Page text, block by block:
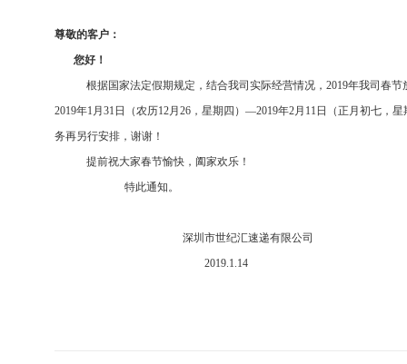
尊敬的客户：
您好！
根据国家法定假期规定，结合我司实际经营情况， 2019年我司春节
2019年1 月 31 日（农历12月 26 ，星期四） —2019年2月 11 日（正月初七，
务再另行安排，谢谢！
提前祝大家春节愉快，阖家欢乐！
特此通知。
深圳市世纪汇速递有限公司
2019.1.14